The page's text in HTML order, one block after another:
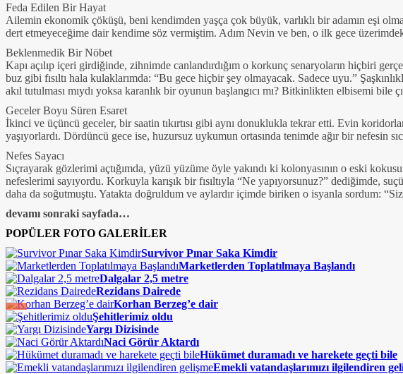
Feda Edilen Bir Hayat
Ailemin ekonomik çöküşü, beni kendimden yaşça çok büyük, varlıklı bir adamın eşi
dert etmeyeceğime dair kendime söz vermiştim. Adım Nevin ve ben, o ilk gece
Beklenmedik Bir Nöbet
Kapı açılıp içeri girdiğinde, zihnimde canlandırdığım o korkunç senaryoların hiçbiri
buz gibi fısıltı hala kulaklarımda: “Bu gece hiçbir şey olmayacak. Sadece uyu.”
akıl tutulması mıydı yoksa karanlık bir oyunun başlangıcı mı? Bitkinlikten elbisemi bile
Geceler Boyu Süren Esaret
İkinci ve üçüncü geceler, bir saatin tıkırtısı gibi aynı donuklukla tekrar etti. Evin
yaşıyorlardı. Dördüncü gece ise, huzursuz uykumun ortasında tenimde ağır bir nefesin
Nefes Sayacı
Sıçrayarak gözlerimi açtığımda, yüzü yüzüme öyle yakındı ki kolonyasının o eski
nefeslerimi sayıyordu. Korkuyla karışık bir fısıltıyla “Ne yapıyorsunuz?” dediğimde,
daha da soğutmuştu. Yatakta doğruldum ve aylardır içimde biriken o isyanla sordum:
devamı sonraki sayfada…
POPÜLER FOTO GALERİLER
Survivor Pınar Saka Kimdir
Marketlerden Toplatılmaya Başlandı
Dalgalar 2,5 metre
Rezidans Dairede
Korhan Berzeg’e dair
Şehitlerimiz oldu
Yargı Dizisinde
Naci Görür Aktardı
Hükümet duramadı ve harekete geçti bile
Emekli vatandaşlarımızı ilgilendiren